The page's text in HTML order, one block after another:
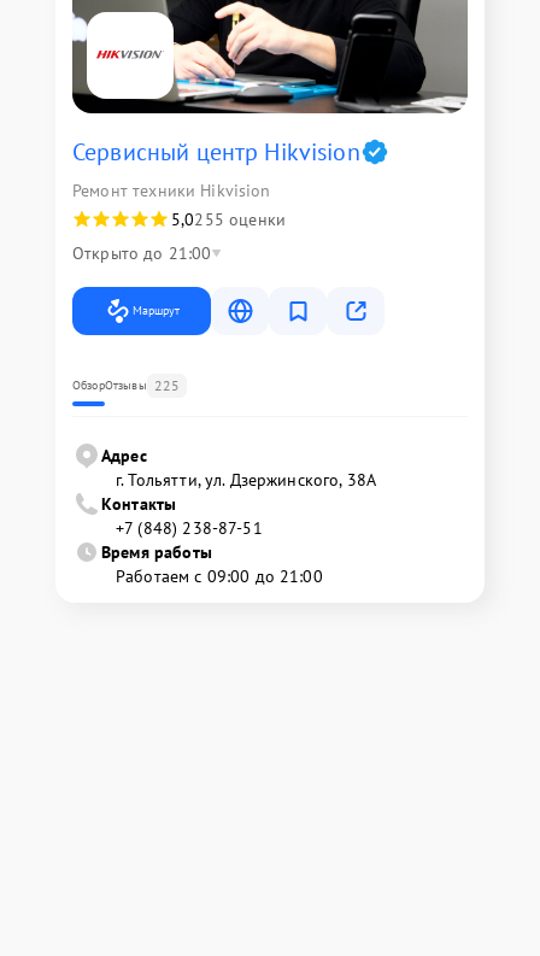
Сервисный центр Hikvision
Ремонт техники Hikvision
5,0255 оценки
Открыто до 21:00
Маршрут
ОбзорОтзывы 225
Адрес
г. Тольятти, ул. Дзержинского, 38А
Контакты
+7 (848) 238-87-51
Время работы
Работаем с 09:00 до 21:00